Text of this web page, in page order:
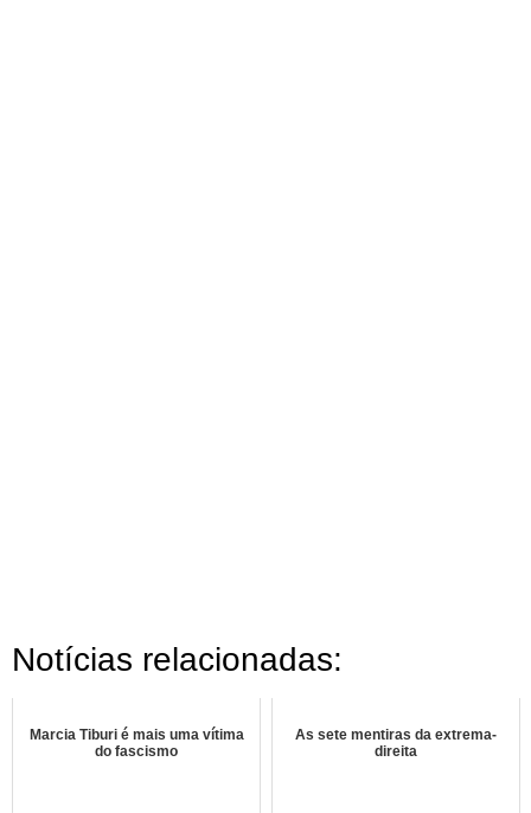
Notícias relacionadas:
Marcia Tiburi é mais uma vítima
do fascismo
As sete mentiras da extrema-
direita